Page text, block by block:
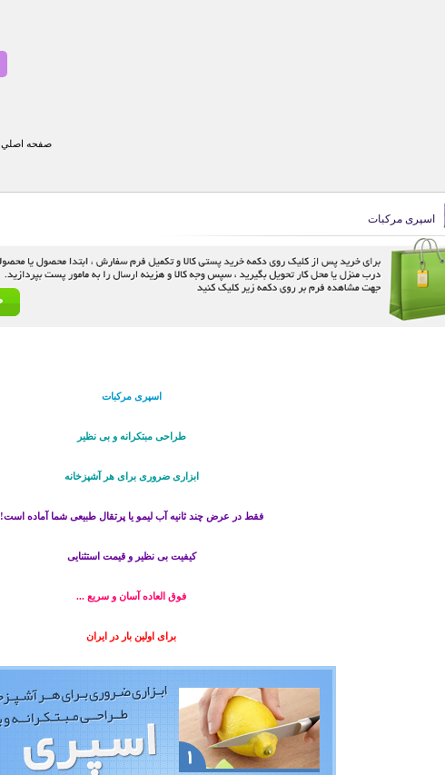
صفحه اصلي
اسپری مرکبات
اسپری مرکبات
طراحی مبتکرانه و بی نظیر
ابزاری ضروری برای هر آشپزخانه
فقط در عرض چند ثانیه آب لیمو یا پرتقال طبیعی شما آماده است!
کیفیت بی نظیر و قیمت استثنایی
فوق العاده آسان و سریع ...
برای اولین بار در ایران